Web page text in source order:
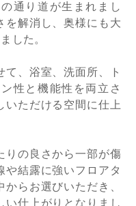
通り道が生まれまし
を解消し、奥様にも大
した。
、浴室、洗面所、ト
性と機能性を両立さ
いただける空間に仕上
りの良さから一部が傷
や結露に強いフロアタ
らお選びいただき、
い仕上がりとなりまし